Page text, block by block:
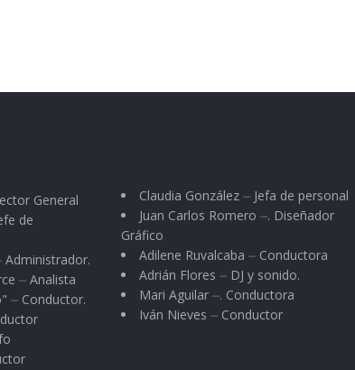
General
de
Administrador.
⏤ Analista
⏤ Conductor.
Claudia González ⏤ Jefa de personal
Juan Carlos Romero ⏤. Diseñador
Gráfico
Adilene Ruvalcaba ⏤ Conductora
Adrián Flores ⏤ DJ y sonido.
Mari Aguilar ⏤. Conductora
Iván Nieves ⏤ Conductor